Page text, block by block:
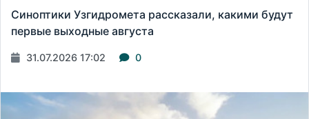
Синоптики Узгидромета рассказали, какими будут
первые выходные августа
31.07.2026 17:02 0